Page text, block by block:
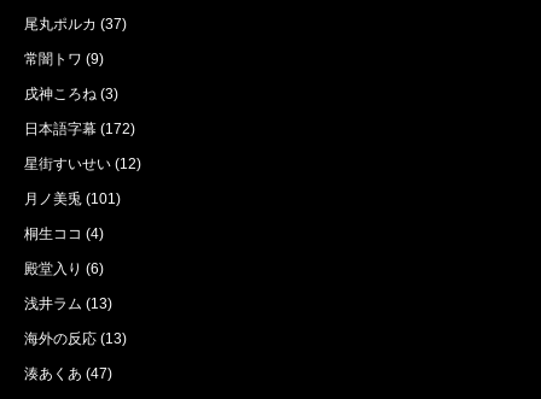
尾丸ポルカ (37)
常闇トワ (9)
戌神ころね (3)
日本語字幕 (172)
星街すいせい (12)
月ノ美兎 (101)
桐生ココ (4)
殿堂入り (6)
浅井ラム (13)
海外の反応 (13)
湊あくあ (47)